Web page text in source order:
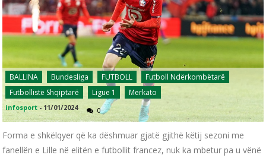
BALLINA Bundesliga FUTBOLL
Futboll Ndërkombëtarë
Futbollistë Shqiptarë
Ligue 1 Merkato
infosport - 11/01/2024 0
Forma e shkëlqyer që ka dëshmuar gjatë gjithë këtij sezoni me
fanellën e Lille në elitën e futbollit francez, nuk ka mbetur pa u vënë